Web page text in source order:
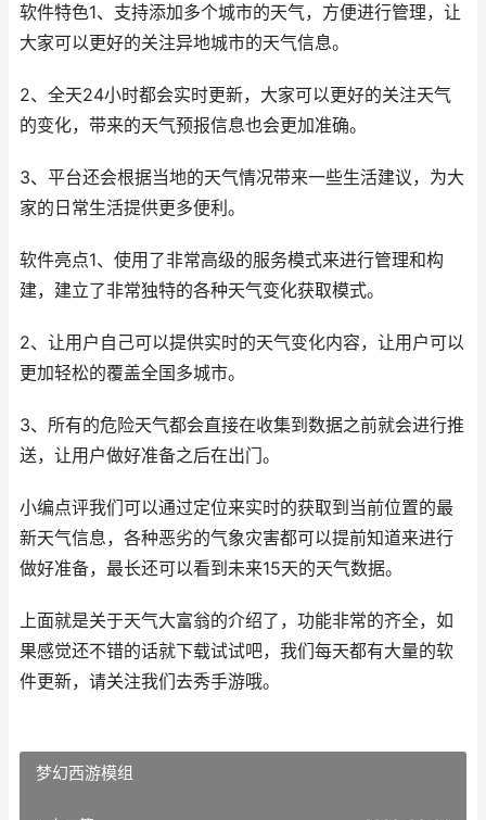
软件特色1、支持添加多个城市的天气，方便进行管理，让
大家可以更好的关注异地城市的天气信息。
2、全天24小时都会实时更新，大家可以更好的关注天气
的变化，带来的天气预报信息也会更加准确。
3、平台还会根据当地的天气情况带来一些生活建议，为大
家的日常生活提供更多便利。
软件亮点1、使用了非常高级的服务模式来进行管理和构
建，建立了非常独特的各种天气变化获取模式。
2、让用户自己可以提供实时的天气变化内容，让用户可以
更加轻松的覆盖全国多城市。
3、所有的危险天气都会直接在收集到数据之前就会进行推
送，让用户做好准备之后在出门。
小编点评我们可以通过定位来实时的获取到当前位置的最
新天气信息，各种恶劣的气象灾害都可以提前知道来进行
做好准备，最长还可以看到未来15天的天气数据。
上面就是关于天气大富翁的介绍了，功能非常的齐全，如
果感觉还不错的话就下载试试吧，我们每天都有大量的软
件更新，请关注我们去秀手游哦。
梦幻西游模组